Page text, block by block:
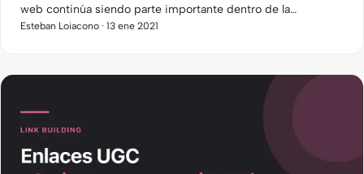
web continúa siendo parte importante dentro de la
estrategia de posicionamiento SEO. y hoy en día se puede
Esteban Loiacono · 13 ene 2021